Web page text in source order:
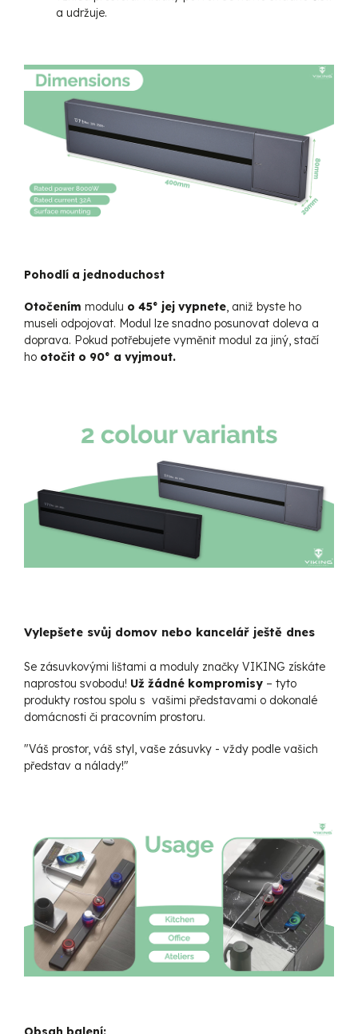
a udržuje.
Pohodlí a jednoduchost
Otočením modulu o 45° jej vypnete, aniž byste ho
museli odpojovat. Modul lze snadno posunovat doleva a
doprava. Pokud potřebujete vyměnit modul za jiný, stačí
ho otočit o 90° a vyjmout.
Vylepšete svůj domov nebo kancelář ještě dnes
Se zásuvkovými lištami a moduly značky VIKING získáte
naprostou svobodu! Už žádné kompromisy – tyto
produkty rostou spolu s vašimi představami o dokonalé
domácnosti či pracovním prostoru.
"Váš prostor, váš styl, vaše zásuvky - vždy podle vašich
představ a nálady!"